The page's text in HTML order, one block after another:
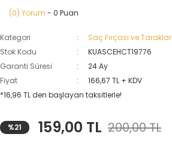
(0) Yorum - 0 Puan
Kategori Saç Fırçası ve Taraklar
Stok Kodu
KUASCEHCT19776
Garanti Süresi
24 Ay
Fiyat
166,67 TL + KDV
*16,96 TL den başlayan taksitlerle!
%21 159,00 TL 200,00 TL